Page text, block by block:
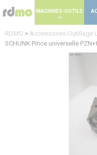
MACHINES-OUTILS
RDMO > Accessoires-Outillage
SCHUNK Pince universelle